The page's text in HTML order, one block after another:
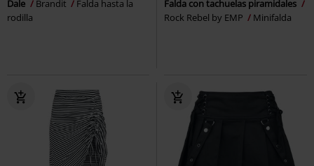
Dale Brandit
Falda hasta la
rodilla
Falda con tachuelas piramidales
Rock Rebel by EMP
Minifalda